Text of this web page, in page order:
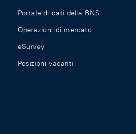
Portale di dati della BNS
Operazioni di mercato
eSurvey
Posizioni vacanti